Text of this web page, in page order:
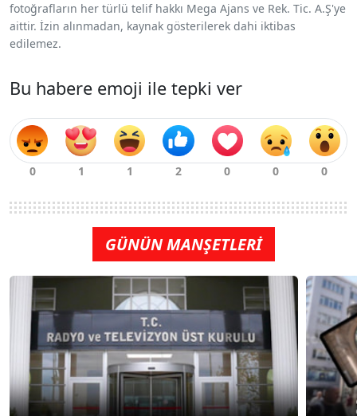
fotoğrafların her türlü telif hakkı Mega Ajans ve Rek. Tic. A.Ş'ye
aittir. İzin alınmadan, kaynak gösterilerek dahi iktibas
edilemez.
Bu habere emoji ile tepki ver
GÜNÜN MANŞETLERİ